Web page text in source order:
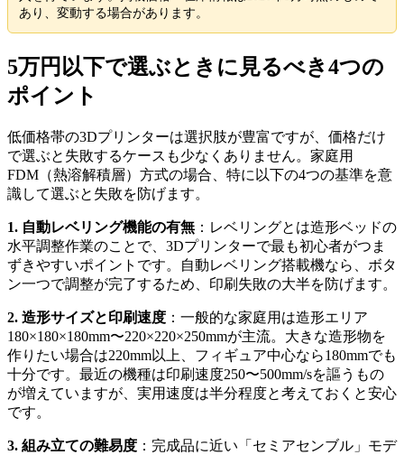
あり、変動する場合があります。
5万円以下で選ぶときに見るべき4つの
ポイント
低価格帯の3Dプリンターは選択肢が豊富ですが、価格だけ
で選ぶと失敗するケースも少なくありません。家庭用
FDM（熱溶解積層）方式の場合、特に以下の4つの基準を意
識して選ぶと失敗を防げます。
1. 自動レベリング機能の有無 ：レベリングとは造形ベッドの
水平調整作業のことで、3Dプリンターで最も初心者がつま
ずきやすいポイントです。自動レベリング搭載機なら、ボタ
ン一つで調整が完了するため、印刷失敗の大半を防げます。
2. 造形サイズと印刷速度 ：一般的な家庭用は造形エリア
180×180×180mm〜220×220×250mmが主流。大きな造形物を
作りたい場合は220mm以上、フィギュア中心なら180mmでも
十分です。最近の機種は印刷速度250〜500mm/sを謳うもの
が増えていますが、実用速度は半分程度と考えておくと安心
です。
3. 組み立ての難易度 ：完成品に近い「セミアセンブル」モデ